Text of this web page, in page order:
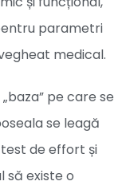
parametri
medical.
pe care se
se leagă
de effort și
să existe o